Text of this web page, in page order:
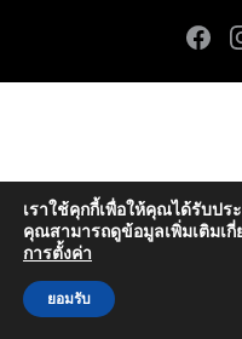
เราใช้คุกกี้เพื่อให้คุณได้รับป
คุณสามารถดูข้อมูลเพิ่มเติมเ
การตั้งค่า
ยอมรับ